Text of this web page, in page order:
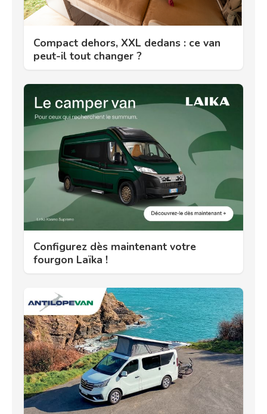
Compact dehors, XXL dedans : ce van
peut-il tout changer ?
Configurez dès maintenant votre
fourgon Laïka !